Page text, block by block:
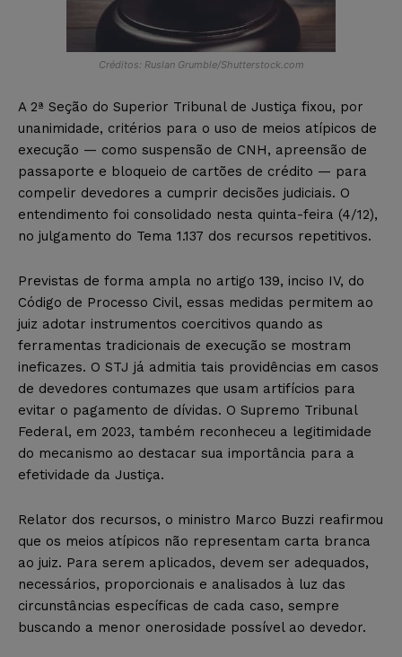
Créditos: Ruslan Grumble/Shutterstock.com
A 2ª Seção do Superior Tribunal de Justiça fixou, por
unanimidade, critérios para o uso de meios atípicos de
execução — como suspensão de CNH, apreensão de
passaporte e bloqueio de cartões de crédito — para
compelir devedores a cumprir decisões judiciais. O
entendimento foi consolidado nesta quinta-feira (4/12),
no julgamento do Tema 1.137 dos recursos repetitivos.
Previstas de forma ampla no artigo 139, inciso IV, do
Código de Processo Civil, essas medidas permitem ao
juiz adotar instrumentos coercitivos quando as
ferramentas tradicionais de execução se mostram
ineficazes. O STJ já admitia tais providências em casos
de devedores contumazes que usam artifícios para
evitar o pagamento de dívidas. O Supremo Tribunal
Federal, em 2023, também reconheceu a legitimidade
do mecanismo ao destacar sua importância para a
efetividade da Justiça.
Relator dos recursos, o ministro Marco Buzzi reafirmou
que os meios atípicos não representam carta branca
ao juiz. Para serem aplicados, devem ser adequados,
necessários, proporcionais e analisados à luz das
circunstâncias específicas de cada caso, sempre
buscando a menor onerosidade possível ao devedor.